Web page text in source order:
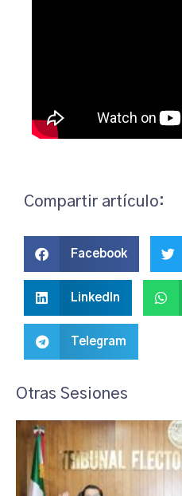
Compartir artículo:
Facebook
LinkedIn
Telegram
Otras Sesiones